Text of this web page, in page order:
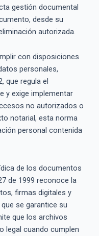
gestión documental
desde su
autorizada.
con disposiciones
personales,
que regula el
y exige implementar
no autorizados o
notarial, esta norma
personal contenida
de los documentos
de 1999 reconoce la
firmas digitales y
se garantice su
que los archivos
legal cuando cumplen